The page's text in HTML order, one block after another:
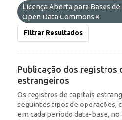
Licença Aberta para Bases de
Open Data Commons
Filtrar Resultados
Publicação dos registros
estrangeiros
Os registros de capitais
seguintes tipos de operações,
em cada período data-base,